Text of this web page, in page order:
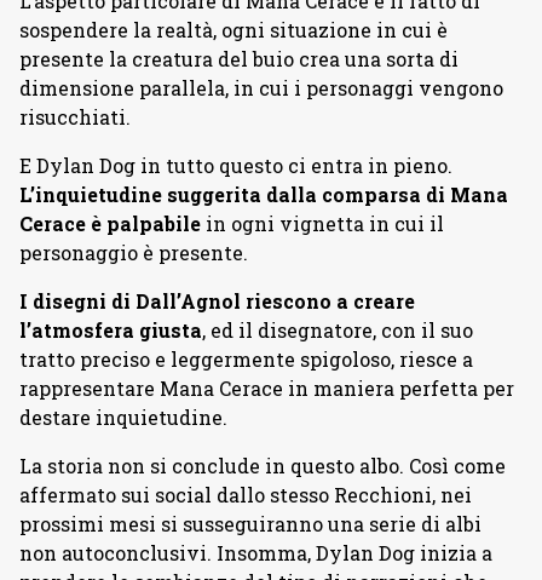
sospendere la realtà, ogni situazione in cui è
presente la creatura del buio crea una sorta di
dimensione parallela, in cui i personaggi vengono
risucchiati.
E Dylan Dog in tutto questo ci entra in pieno.
L’inquietudine suggerita dalla comparsa di Mana
Cerace è palpabile in ogni vignetta in cui il
personaggio è presente.
I disegni di Dall’Agnol riescono a creare
l’atmosfera giusta, ed il disegnatore, con il suo
tratto preciso e leggermente spigoloso, riesce a
rappresentare Mana Cerace in maniera perfetta per
destare inquietudine.
La storia non si conclude in questo albo. Così come
affermato sui social dallo stesso Recchioni, nei
prossimi mesi si susseguiranno una serie di albi
non autoconclusivi. Insomma, Dylan Dog inizia a